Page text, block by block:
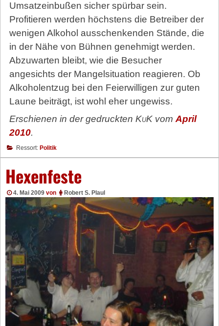
Umsatzeinbußen sicher spürbar sein.
Profitieren werden höchstens die Betreiber der
wenigen Alkohol ausschenkenden Stände, die
in der Nähe von Bühnen genehmigt werden.
Abzuwarten bleibt, wie die Besucher
angesichts der Mangelsituation reagieren. Ob
Alkoholentzug bei den Feierwilligen zur guten
Laune beiträgt, ist wohl eher ungewiss.
Erschienen in der gedruckten KuKvom April
2010.
Ressort: Politik
Hexenfeste
4. Mai 2009 von Robert S. Plaul